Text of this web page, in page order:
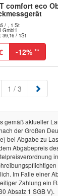
comfort eco
/ , 1 St
GmbH
39,16 / 1St
-12% **
1 (aktuell)
/ 3
gemäß aktueller
der Großen
bei Abgabe zu
Abgabepreis
Im Falle einer
Zahlung ein
Absatz 1 SGB V).